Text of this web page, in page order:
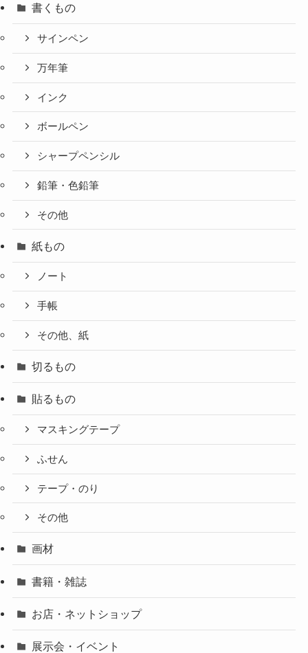
書くもの
サインペン
万年筆
インク
ボールペン
シャープペンシル
鉛筆・色鉛筆
その他
紙もの
ノート
手帳
その他、紙
切るもの
貼るもの
マスキングテープ
ふせん
テープ・のり
その他
画材
書籍・雑誌
お店・ネットショップ
展示会・イベント